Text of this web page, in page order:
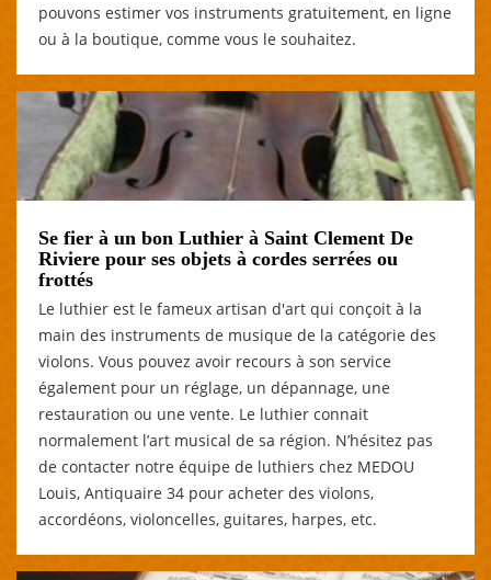
pouvons estimer vos instruments gratuitement, en ligne
ou à la boutique, comme vous le souhaitez.
Se fier à un bon Luthier à Saint Clement De
Riviere pour ses objets à cordes serrées ou
frottés
Le luthier est le fameux artisan d'art qui conçoit à la
main des instruments de musique de la catégorie des
violons. Vous pouvez avoir recours à son service
également pour un réglage, un dépannage, une
restauration ou une vente. Le luthier connait
normalement l’art musical de sa région. N’hésitez pas
de contacter notre équipe de luthiers chez MEDOU
Louis, Antiquaire 34 pour acheter des violons,
accordéons, violoncelles, guitares, harpes, etc.